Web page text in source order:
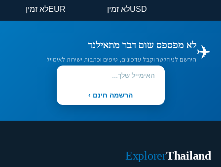
USDלא זמין EURלא זמין
✈️לא מפספס שום דבר מתאילנד
הירשם לניוזלטר וקבל עדכונים, טיפים וכתבות ישירות לאימייל
הרשמה חינם ›
Thailand
Explorer